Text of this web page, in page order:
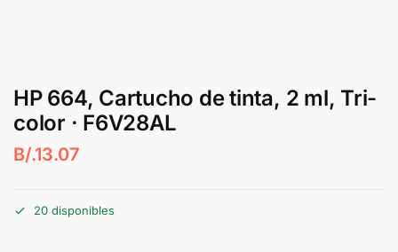
HP 664, Cartucho de tinta, 2 ml, Tri-
color · F6V28AL
B/.13.07
20 disponibles